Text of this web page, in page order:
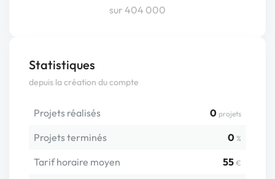
sur 404 000
Statistiques
depuis la création du compte
Projets réalisés 0 projets
Projets terminés 0 %
Tarif horaire moyen 55 €